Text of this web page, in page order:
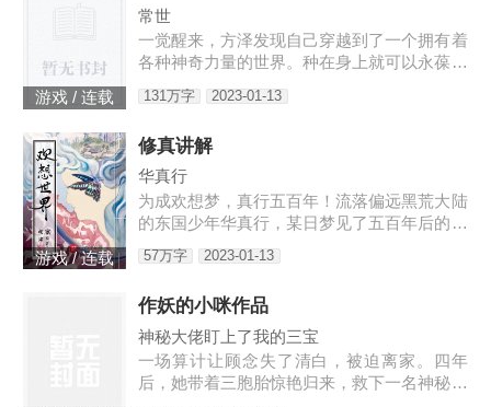
游戏 / 连载
常世
一觉醒来，方泽发现自己穿越到了一个拥有着
各种神奇力量的世界。种在身上就可以永葆青
的小丑可以代替主人学习锻炼，而且效果翻倍
131万字 2023-01-13
游戏 / 连载
修真讲解
华真行
为成欢想梦，真行五百年！流落偏远黑荒大陆
的东国少年华真行，某日梦见了五百年后的世
界。在那个世界上，很多国度与部族甚至已消
失于历史长河，而古老的东国迎来了强大的新
57万字 2023-01-13
作妖的小咪作品
神秘大佬盯上了我的三宝
一场算计让顾念失了清白，被迫离家。四年
后，她带着三胞胎惊艳归来，救下一名神秘男